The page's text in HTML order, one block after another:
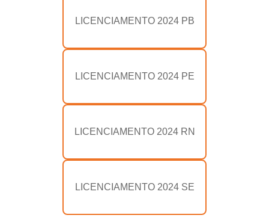
LICENCIAMENTO 2024 PB
LICENCIAMENTO 2024 PE
LICENCIAMENTO 2024 RN
LICENCIAMENTO 2024 SE